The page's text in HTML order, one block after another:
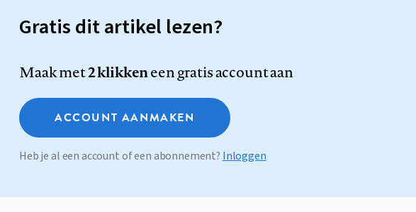
Gratis dit artikel lezen?
Maak met2 klikkeneen gratis account aan
ACCOUNT AANMAKEN
Heb je al een account of een abonnement? Inloggen